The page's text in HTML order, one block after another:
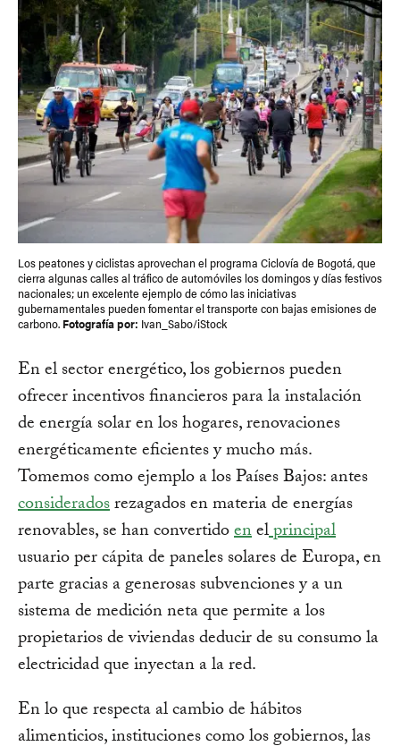
Los peatones y ciclistas aprovechan el programa Ciclovía de Bogotá, que
cierra algunas calles al tráfico de automóviles los domingos y días festivos
nacionales; un excelente ejemplo de cómo las iniciativas
gubernamentales pueden fomentar el transporte con bajas emisiones de
carbono. Fotografía por: Ivan_Sabo/iStock
En el sector energético, los gobiernos pueden
ofrecer incentivos financieros para la instalación
de energía solar en los hogares, renovaciones
energéticamente eficientes y mucho más.
Tomemos como ejemplo a los Países Bajos: antes
consideradosrezagados en materia de energías
renovables, se han convertidoenelprincipal
usuario per cápita de paneles solares de Europa, en
parte gracias a generosas subvenciones y a un
sistema de medición neta que permite a los
propietarios de viviendas deducir de su consumo la
electricidad que inyectan a la red.
En lo que respecta al cambio de hábitos
alimenticios, instituciones como los gobiernos, las